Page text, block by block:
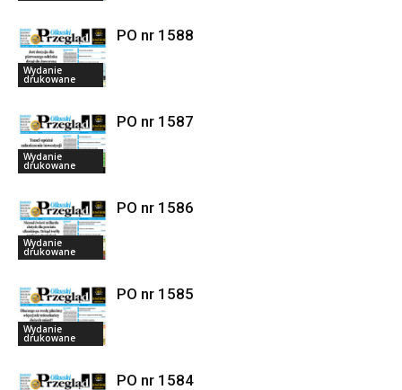
Wydanie
drukowane
PO nr 1588
Wydanie
drukowane
PO nr 1587
Wydanie
drukowane
PO nr 1586
Wydanie
drukowane
PO nr 1585
PO nr 1584